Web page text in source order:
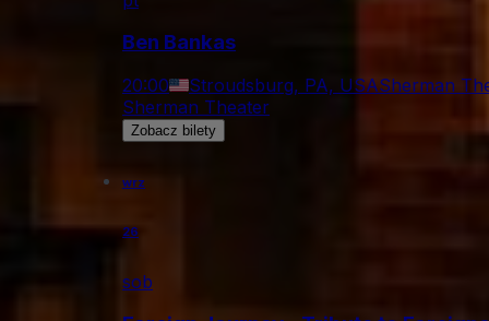
Ben Bankas
20:00 Stroudsburg, PA, USASherman
Sherman Theater
Zobacz bilety
wrz
26
sob